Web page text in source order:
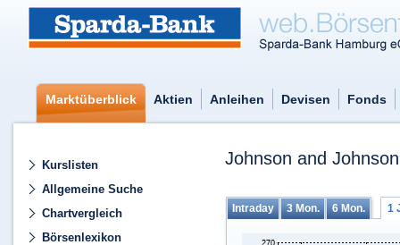
Marktüberblick Aktien Anleihen Devisen Fonds
Kurslisten
Allgemeine Suche
Chartvergleich
Börsenlexikon
Johnson and Johnson
Intraday 3 Mon. 6 Mon. 1